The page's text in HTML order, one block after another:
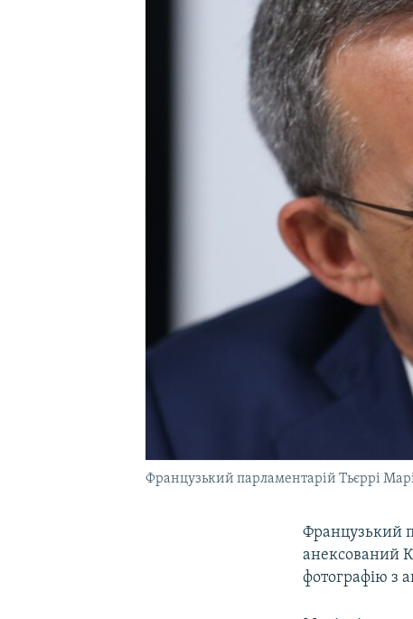
Французький парламентарій Тьєррі
Французький
анексований
фотографію з